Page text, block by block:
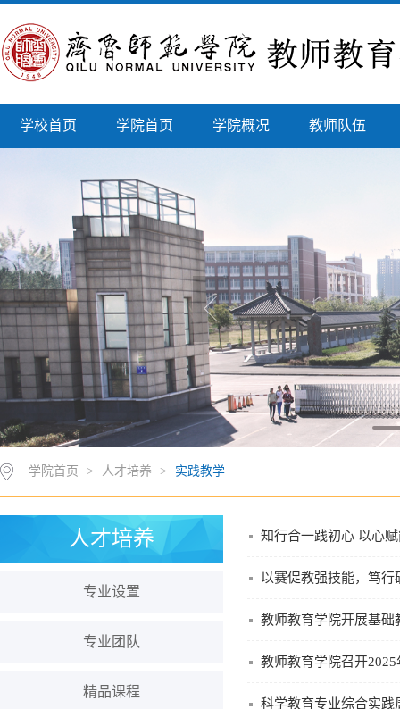
学校首页 学院首页 学院概况 教师队伍
学院首页 > 人才培养 > 实践教学
人才培养
专业设置
专业团队
精品课程
知行合一践初心 以心
以赛促教强技能，笃
教师教育学院开展基础
教师教育学院召开
科学教育专业综合实践